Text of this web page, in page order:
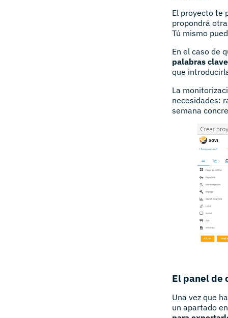
El proyecto te
propondrá
Tú mismo
En el caso de
palabras clave
que
La
necesidades:
semana
El panel de
Una vez que
un apartado